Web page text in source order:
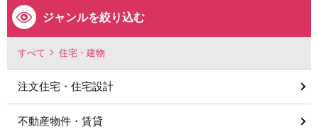
ジャンルを絞り込む
すべて 住宅・建物
注文住宅・住宅設計
不動産物件・賃貸